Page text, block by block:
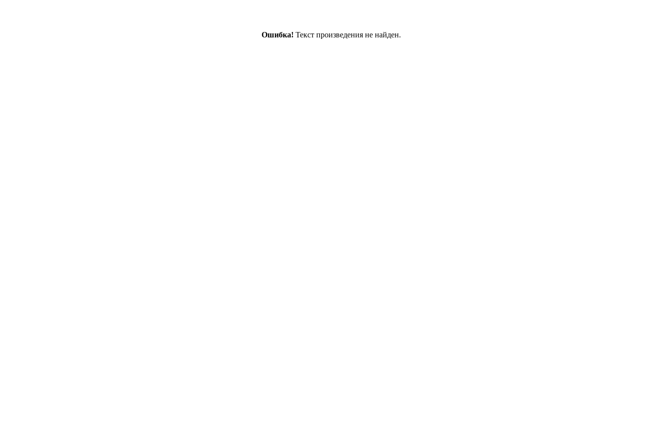
Ошибка! Текст произведения не найден.